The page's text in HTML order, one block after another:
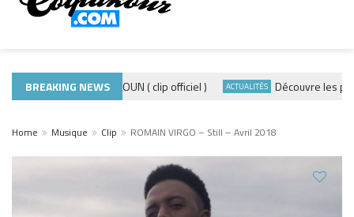
BREAKING NEWS
ADE440 – GRAMOUN ( clip officiel ) ACTUALITÉS Découvre les photos
Home Musique Clip ROMAIN VIRGO – Still – Avril 2018